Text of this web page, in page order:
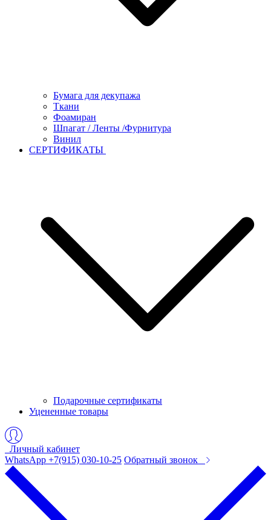
Бумага для декупажа
Ткани
Фоамиран
Шпагат / Ленты /Фурнитура
Винил
СЕРТИФИКАТЫ
Подарочные сертификаты
Уцененные товары
Личный кабинет
WhatsApp +7(915) 030-10-25 Обратный звонок